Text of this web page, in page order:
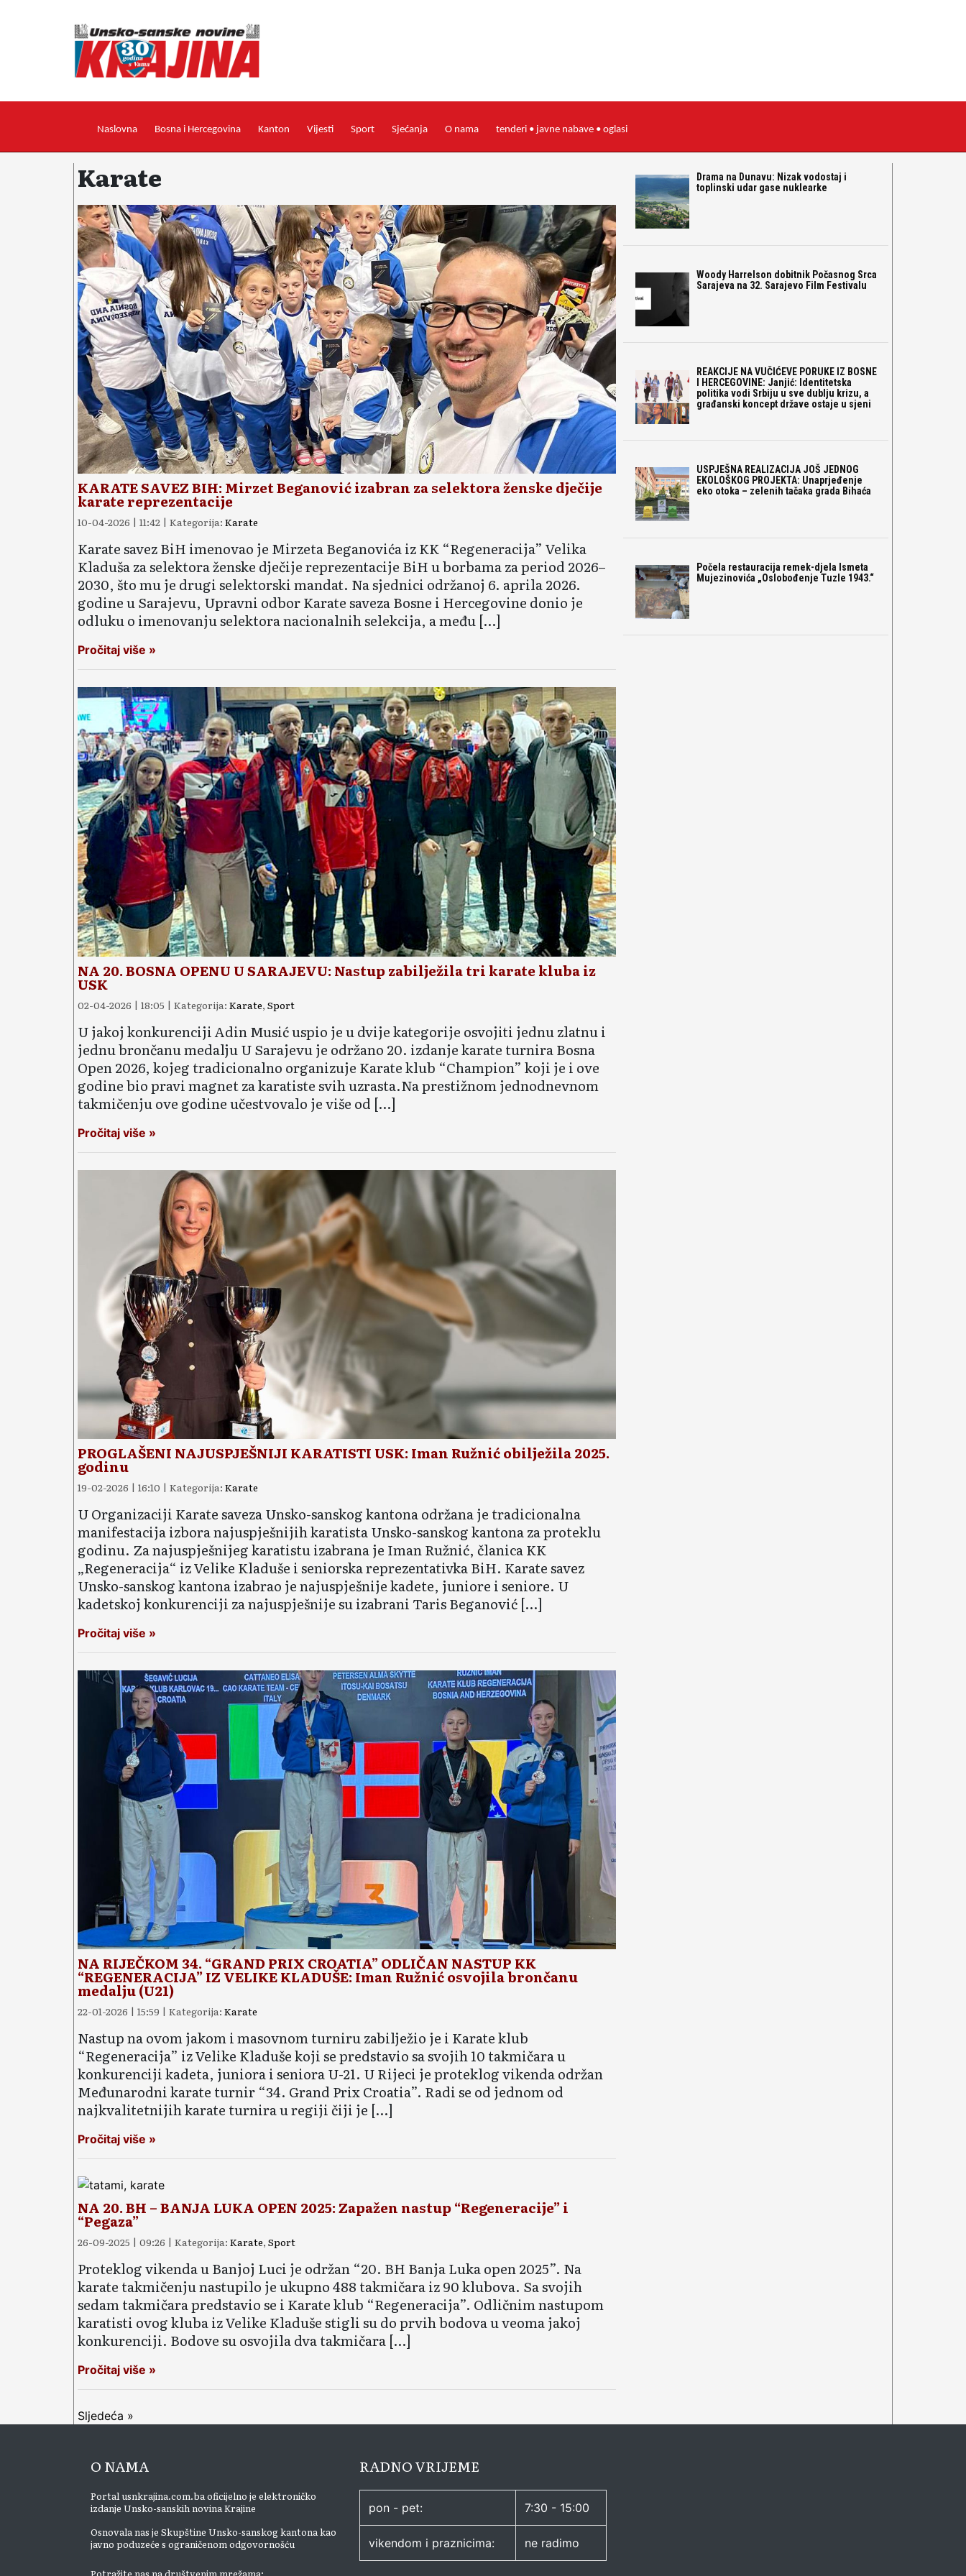
Naslovna Bosna i Hercegovina Kanton Vijesti Sport Sjećanja O nama tenderi • javne nabave • oglasi
Karate
KARATE SAVEZ BIH: Mirzet Beganović izabran za selektora ženske dječije
karate reprezentacije
10-04-2026 | 11:42 | Kategorija: Karate
Karate savez BiH imenovao je Mirzeta Beganovića iz KK “Regeneracija” Velika
Kladuša za selektora ženske dječije reprezentacije BiH u borbama za period 2026–
2030, što mu je drugi selektorski mandat. Na sjednici održanoj 6. aprila 2026.
godine u Sarajevu, Upravni odbor Karate saveza Bosne i Hercegovine donio je
odluku o imenovanju selektora nacionalnih selekcija, a među […]
Pročitaj više »
NA 20. BOSNA OPENU U SARAJEVU: Nastup zabilježila tri karate kluba iz
USK
02-04-2026 | 18:05 | Kategorija: Karate, Sport
U jakoj konkurenciji Adin Musić uspio je u dvije kategorije osvojiti jednu zlatnu i
jednu brončanu medalju U Sarajevu je održano 20. izdanje karate turnira Bosna
Open 2026, kojeg tradicionalno organizuje Karate klub “Champion” koji je i ove
godine bio pravi magnet za karatiste svih uzrasta.Na prestižnom jednodnevnom
takmičenju ove godine učestvovalo je više od […]
Pročitaj više »
PROGLAŠENI NAJUSPJEŠNIJI KARATISTI USK: Iman Ružnić obilježila 2025.
godinu
19-02-2026 | 16:10 | Kategorija: Karate
U Organizaciji Karate saveza Unsko-sanskog kantona održana je tradicionalna
manifestacija izbora najuspješnijih karatista Unsko-sanskog kantona za proteklu
godinu. Za najuspješnijeg karatistu izabrana je Iman Ružnić, članica KK
„Regeneracija“ iz Velike Kladuše i seniorska reprezentativka BiH. Karate savez
Unsko-sanskog kantona izabrao je najuspješnije kadete, juniore i seniore. U
kadetskoj konkurenciji za najuspješnije su izabrani Taris Beganović […]
Pročitaj više »
NA RIJEČKOM 34. “GRAND PRIX CROATIA” ODLIČAN NASTUP KK
“REGENERACIJA” IZ VELIKE KLADUŠE: Iman Ružnić osvojila brončanu
medalju (U21)
22-01-2026 | 15:59 | Kategorija: Karate
Nastup na ovom jakom i masovnom turniru zabilježio je i Karate klub
“Regeneracija” iz Velike Kladuše koji se predstavio sa svojih 10 takmičara u
konkurenciji kadeta, juniora i seniora U-21. U Rijeci je proteklog vikenda održan
Međunarodni karate turnir “34. Grand Prix Croatia”. Radi se od jednom od
najkvalitetnijih karate turnira u regiji čiji je […]
Pročitaj više »
NA 20. BH – BANJA LUKA OPEN 2025: Zapažen nastup “Regeneracije” i
“Pegaza”
26-09-2025 | 09:26 | Kategorija: Karate, Sport
Proteklog vikenda u Banjoj Luci je održan “20. BH Banja Luka open 2025”. Na
karate takmičenju nastupilo je ukupno 488 takmičara iz 90 klubova. Sa svojih
sedam takmičara predstavio se i Karate klub “Regeneracija”. Odličnim nastupom
karatisti ovog kluba iz Velike Kladuše stigli su do prvih bodova u veoma jakoj
konkurenciji. Bodove su osvojila dva takmičara […]
Pročitaj više »
Sljedeća »
Drama na Dunavu: Nizak vodostaj i
toplinski udar gase nuklearke
Woody Harrelson dobitnik Počasnog Srca
Sarajeva na 32. Sarajevo Film Festivalu
REAKCIJE NA VUČIĆEVE PORUKE IZ BOSNE
I HERCEGOVINE: Janjić: Identitetska
politika vodi Srbiju u sve dublju krizu, a
građanski koncept države ostaje u sjeni
USPJEŠNA REALIZACIJA JOŠ JEDNOG
EKOLOŠKOG PROJEKTA: Unaprjeđenje
eko otoka – zelenih tačaka grada Bihaća
Počela restauracija remek-djela Ismeta
Mujezinovića „Oslobođenje Tuzle 1943.“
O NAMA
Portal usnkrajina.com.ba oficijelno je elektroničko
izdanje Unsko-sanskih novina Krajine
Osnovala nas je Skupštine Unsko-sanskog kantona kao
javno poduzeće s ograničenom odgovornošću
RADNO VRIJEME
pon - pet: 7:30 - 15:00
vikendom i praznicima: ne radimo